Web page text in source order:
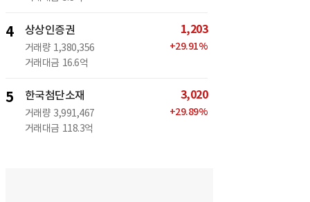
4 상상인증권
거래량 1,380,356
거래대금 16.6억
1,203
+29.91%
5 한국첨단소재
거래량 3,991,467
거래대금 118.3억
3,020
+29.89%